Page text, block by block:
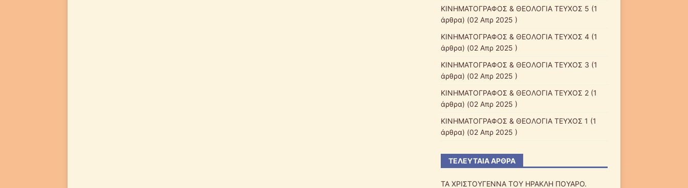
ΚΙΝΗΜΑΤΟΓΡΑΦΟΣ & ΘΕΟΛΟΓΙΑ ΤΕΥΧΟΣ 5 (1
άρθρα) (02 Απρ 2025 )
ΚΙΝΗΜΑΤΟΓΡΑΦΟΣ & ΘΕΟΛΟΓΙΑ ΤΕΥΧΟΣ 4(1
άρθρα) (02 Απρ 2025 )
ΚΙΝΗΜΑΤΟΓΡΑΦΟΣ & ΘΕΟΛΟΓΙΑ ΤΕΥΧΟΣ 3 (1
άρθρα) (02 Απρ 2025 )
ΚΙΝΗΜΑΤΟΓΡΑΦΟΣ & ΘΕΟΛΟΓΙΑ ΤΕΥΧΟΣ 2(1
άρθρα) (02 Απρ 2025 )
ΚΙΝΗΜΑΤΟΓΡΑΦΟΣ & ΘΕΟΛΟΓΙΑ ΤΕΥΧΟΣ 1 (1
άρθρα) (02 Απρ 2025 )
ΤΕΛΕΥΤΑΊΑ ΆΡΘΡΑ
ΤΑ ΧΡΙΣΤΟΥΓΕΝΝΑ ΤΟΥ ΗΡΑΚΛΗ ΠΟΥΑΡΟ.